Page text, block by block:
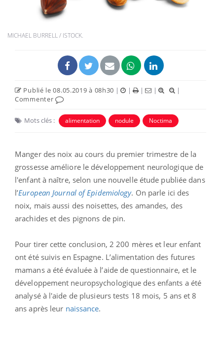
MICHAEL BURRELL / ISTOCK.
Publié le 08.05.2019 à 08h30 | | | |
|
Commenter
Mots clés : alimentation nodule Noctima
Manger des noix au cours du premier trimestre de la
grossesse améliore le développement neurologique de
l'enfant à naître, selon une nouvelle étude publiée dans
l’European Journal of Epidemiology. On parle ici des
noix, mais aussi des noisettes, des amandes, des
arachides et des pignons de pin.
Pour tirer cette conclusion, 2 200 mères et leur enfant
ont été suivis en Espagne. L’alimentation des futures
mamans a été évaluée à l’aide de questionnaire, et le
développement neuropsychologique des enfants a été
analysé à l'aide de plusieurs tests 18 mois, 5 ans et 8
ans après leur naissance.